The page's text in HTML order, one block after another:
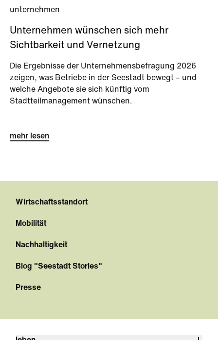
unternehmen
Unternehmen wünschen sich mehr
Sichtbarkeit und Vernetzung
Die Ergebnisse der Unternehmensbefragung 2026
zeigen, was Betriebe in der Seestadt bewegt – und
welche Angebote sie sich künftig vom
Stadtteilmanagement wünschen.
mehr lesen
Wirtschaftsstandort
Mobilität
Nachhaltigkeit
Blog "Seestadt Stories"
Presse